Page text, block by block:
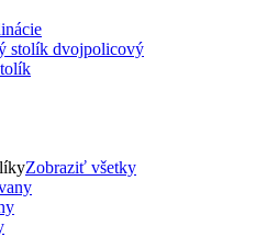
Zobraziť všetky